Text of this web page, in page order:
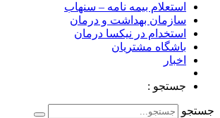
استعلام بیمه نامه – سنهاب
سازمان بهداشت و درمان
استخدام در نیکسا درمان
باشگاه مشتریان
اخبار
جستجو :
جستجو